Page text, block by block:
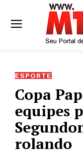
ESPORTE
Copa
equipes
rolando